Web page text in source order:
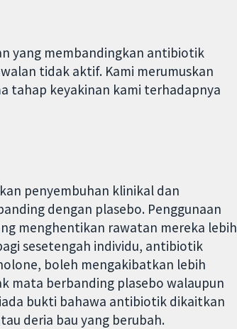
yang membandingkan antibiotik
tidak aktif. Kami merumuskan
tahap keyakinan kami terhadapnya
penyembuhan klinikal dan
dengan plasebo. Penggunaan
menghentikan rawatan mereka lebih
sesetengah individu, antibiotik
boleh mengakibatkan lebih
mata berbanding plasebo walaupun
bukti bahawa antibiotik dikaitkan
deria bau yang berubah.